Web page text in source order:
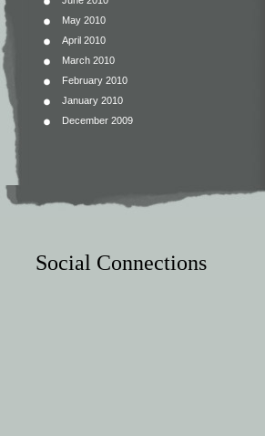
May 2010
April 2010
March 2010
February 2010
January 2010
December 2009
Social Connections